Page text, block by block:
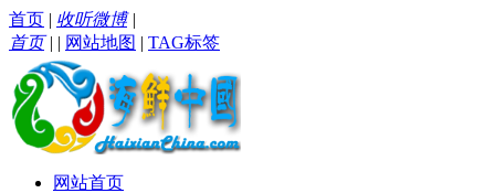
首页 | 收听微博|
首页| | 网站地图 | TAG标签
网站首页